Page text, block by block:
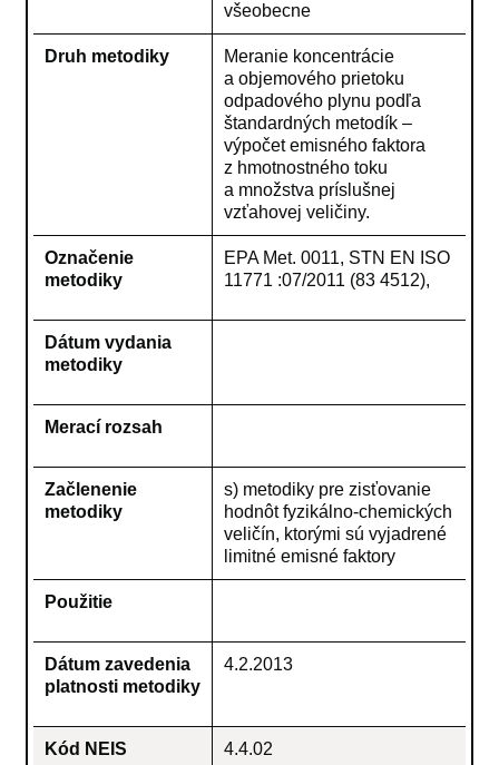
všeobecne
Druh metodiky
Meranie koncentrácie
a objemového prietoku
odpadového plynu podľa
štandardných metodík –
výpočet emisného faktora
z hmotnostného toku
a množstva príslušnej
vzťahovej veličiny.
Označenie
metodiky
EPA Met. 0011, STN EN ISO
11771 :07/2011 (83 4512),
Dátum vydania
metodiky
Merací rozsah
Začlenenie
metodiky
s) metodiky pre zisťovanie
hodnôt fyzikálno-chemických
veličín, ktorými sú vyjadrené
limitné emisné faktory
Použitie
Dátum zavedenia
platnosti metodiky
4.2.2013
Kód NEIS 4.4.02